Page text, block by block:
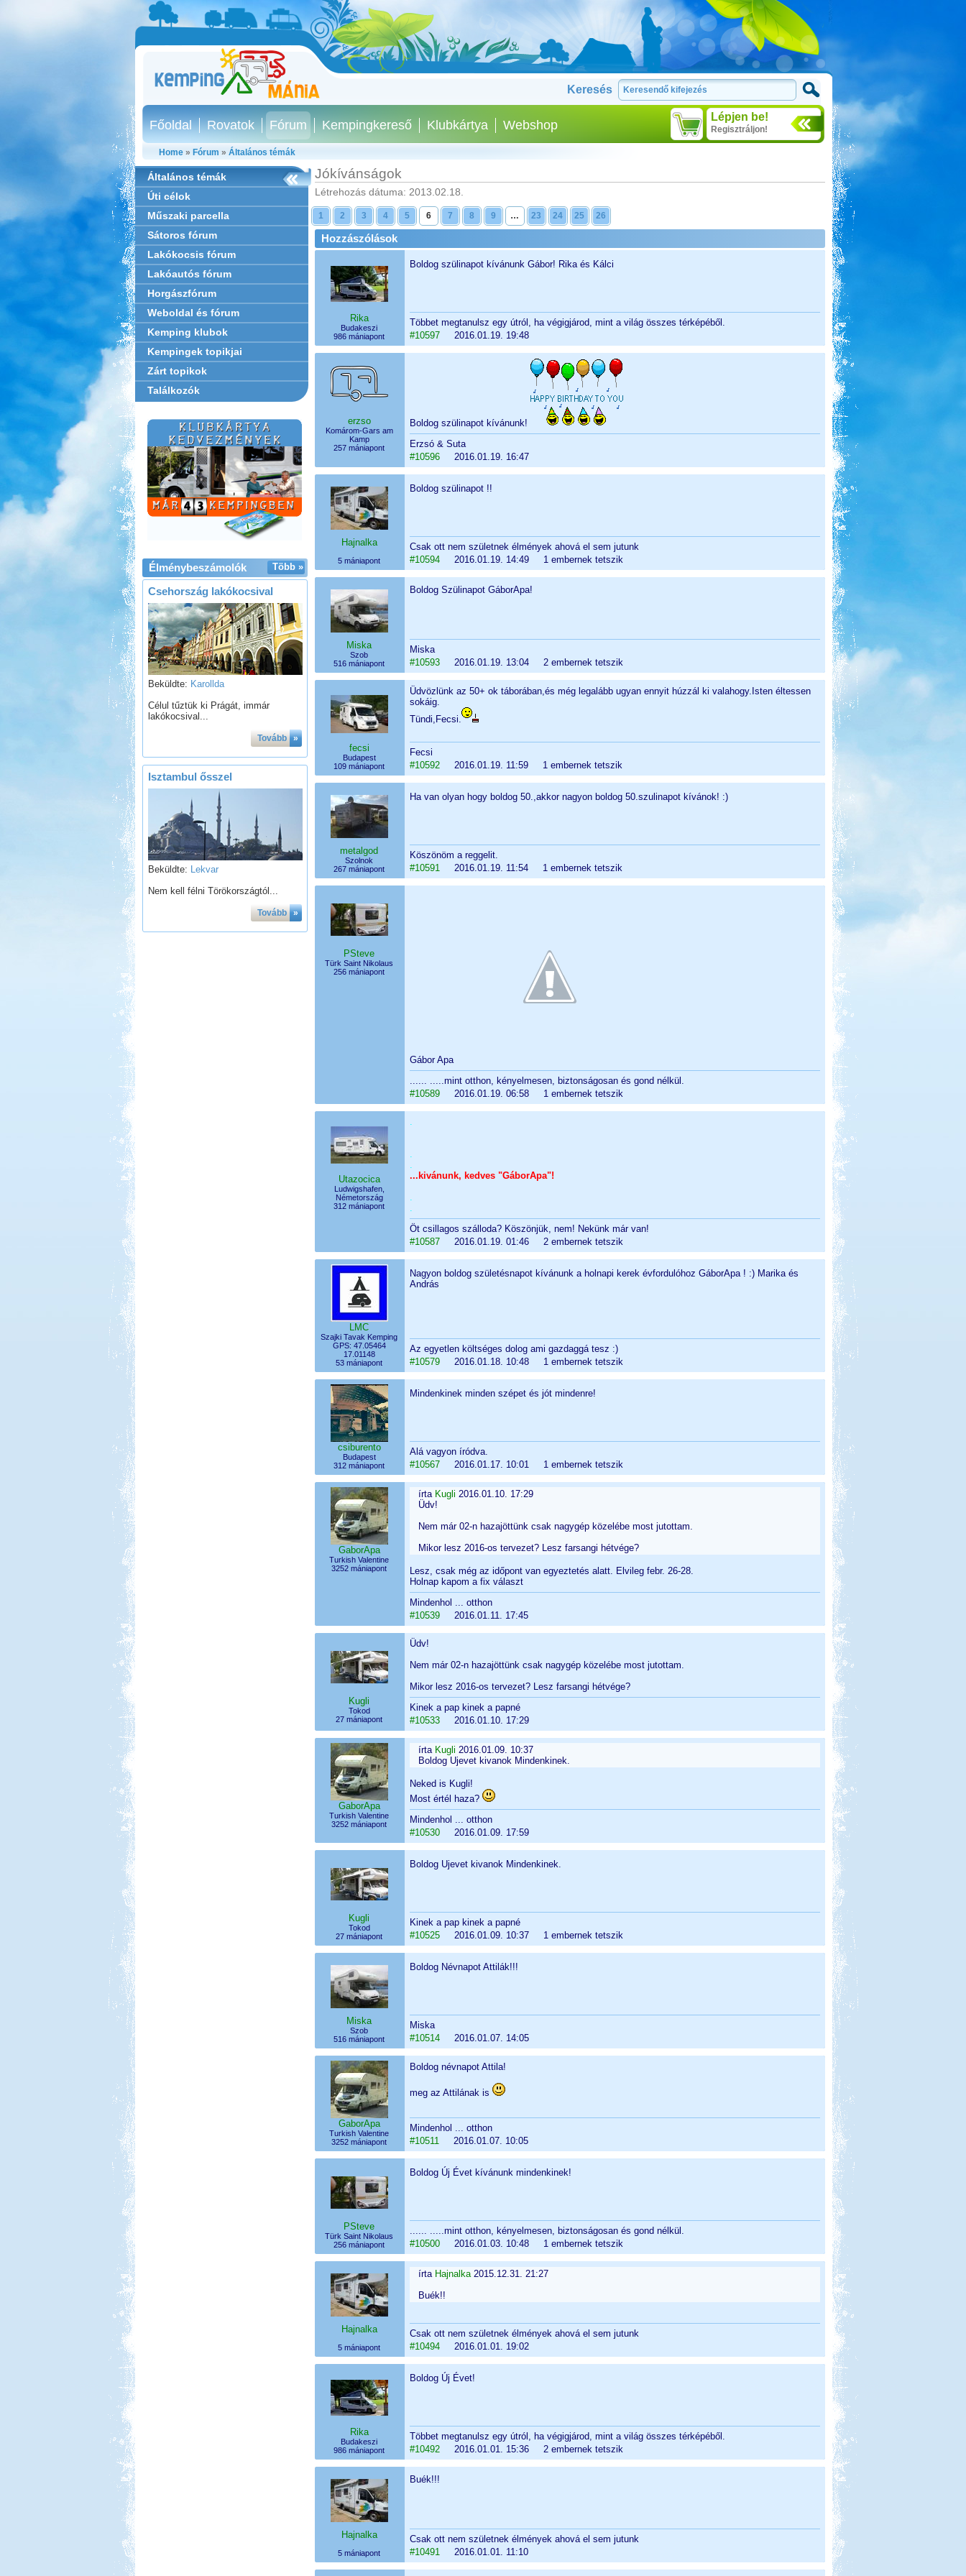
Keresés
Lépjen be!
Regisztráljon!
Főoldal Rovatok Fórum Kempingkereső Klubkártya Webshop
Home» Fórum » Általános témák
Általános témák
Úti célok
Műszaki parcella
Sátoros fórum
Lakókocsis fórum
Lakóautós fórum
Horgászfórum
Weboldal és fórum
Kemping klubok
Kempingek topikjai
Zárt topikok
Találkozók
Több »
Élménybeszámolók
Csehország lakókocsival
Beküldte: Karollda
Célul tűztük ki Prágát, immár
lakókocsival...
Tovább »
Isztambul ősszel
Beküldte: Lekvar
Nem kell félni Törökországtól...
Tovább »
Jókívánságok
Létrehozás dátuma: 2013.02.18.
1 2 3 4 5 6 7 8 9 … 23 24 25 26
Hozzászólások
Rika
Budakeszi
986 mániapont
Boldog szülinapot kívánunk Gábor! Rika és Kálci
Többet megtanulsz egy útról, ha végigjárod, mint a világ összes térképéből.
#105972016.01.19. 19:48
erzso
Komárom-Gars am
Kamp
257 mániapont
Boldog szülinapot kívánunk!
Erzsó & Suta
#105962016.01.19. 16:47
Hajnalka
5 mániapont
Boldog szülinapot !!
Csak ott nem születnek élmények ahová el sem jutunk
#105942016.01.19. 14:49 1 embernek tetszik
Miska
Szob
516 mániapont
Boldog Szülinapot GáborApa!
Miska
#105932016.01.19. 13:04 2 embernek tetszik
fecsi
Budapest
109 mániapont
Üdvözlünk az 50+ ok táborában,és még legalább ugyan ennyit húzzál ki valahogy.Isten éltessen
sokáig.
Tündi,Fecsi.
Fecsi
#105922016.01.19. 11:59 1 embernek tetszik
metalgod
Szolnok
267 mániapont
Ha van olyan hogy boldog 50.,akkor nagyon boldog 50.szulinapot kívánok! :)
Köszönöm a reggelit.
#105912016.01.19. 11:54 1 embernek tetszik
PSteve
Türk Saint Nikolaus
256 mániapont
Gábor Apa
...... .....mint otthon, kényelmesen, biztonságosan és gond nélkül.
#105892016.01.19. 06:58 1 embernek tetszik
Utazocica
Ludwigshafen,
Németország
312 mániapont
.
.
.
...kivánunk, kedves "GáborApa"!
.
.
Öt csillagos szálloda? Köszönjük, nem! Nekünk már van!
#105872016.01.19. 01:46 2 embernek tetszik
LMC
Szajki Tavak Kemping
GPS: 47.05464
17.01148
53 mániapont
Nagyon boldog születésnapot kívánunk a holnapi kerek évfordulóhoz GáborApa ! :) Marika és
András
Az egyetlen költséges dolog ami gazdaggá tesz :)
#105792016.01.18. 10:48 1 embernek tetszik
csiburento
Budapest
312 mániapont
Mindenkinek minden szépet és jót mindenre!
Alá vagyon íródva.
#105672016.01.17. 10:01 1 embernek tetszik
GaborApa
Turkish Valentine
3252 mániapont
írta Kugli 2016.01.10. 17:29
Üdv!
Nem már 02-n hazajöttünk csak nagygép közelébe most jutottam.
Mikor lesz 2016-os tervezet? Lesz farsangi hétvége?
Lesz, csak még az időpont van egyeztetés alatt. Elvileg febr. 26-28.
Holnap kapom a fix választ
Mindenhol ... otthon
#105392016.01.11. 17:45
Kugli
Tokod
27 mániapont
Üdv!
Nem már 02-n hazajöttünk csak nagygép közelébe most jutottam.
Mikor lesz 2016-os tervezet? Lesz farsangi hétvége?
Kinek a pap kinek a papné
#105332016.01.10. 17:29
GaborApa
Turkish Valentine
3252 mániapont
írta Kugli 2016.01.09. 10:37
Boldog Ujevet kivanok Mindenkinek.
Neked is Kugli!
Most értél haza?
Mindenhol ... otthon
#105302016.01.09. 17:59
Kugli
Tokod
27 mániapont
Boldog Ujevet kivanok Mindenkinek.
Kinek a pap kinek a papné
#105252016.01.09. 10:37 1 embernek tetszik
Miska
Szob
516 mániapont
Boldog Névnapot Attilák!!!
Miska
#105142016.01.07. 14:05
GaborApa
Turkish Valentine
3252 mániapont
Boldog névnapot Attila!
meg az Attilának is
Mindenhol ... otthon
#105112016.01.07. 10:05
PSteve
Türk Saint Nikolaus
256 mániapont
Boldog Új Évet kívánunk mindenkinek!
...... .....mint otthon, kényelmesen, biztonságosan és gond nélkül.
#105002016.01.03. 10:48 1 embernek tetszik
Hajnalka
5 mániapont
írta Hajnalka2015.12.31. 21:27
Buék!!
Csak ott nem születnek élmények ahová el sem jutunk
#104942016.01.01. 19:02
Rika
Budakeszi
986 mániapont
Boldog Új Évet!
Többet megtanulsz egy útról, ha végigjárod, mint a világ összes térképéből.
#104922016.01.01. 15:36 2 embernek tetszik
Hajnalka
5 mániapont
Buék!!!
Csak ott nem születnek élmények ahová el sem jutunk
#104912016.01.01. 11:10